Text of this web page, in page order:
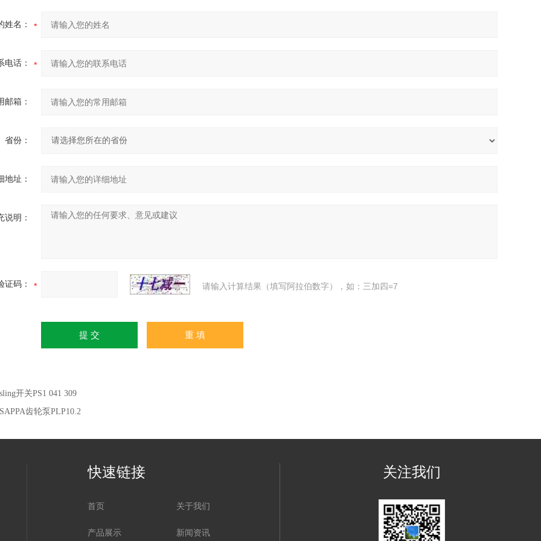
姓名：
电话：
邮箱：
省份：
地址：
说明：
证码： 请输入计算结果（填写阿拉伯数字），如：三加四=7
开关PS1 041 309
齿轮泵PLP10.2
快速链接
首页 关于我们
产品展示 新闻资讯
关注我们